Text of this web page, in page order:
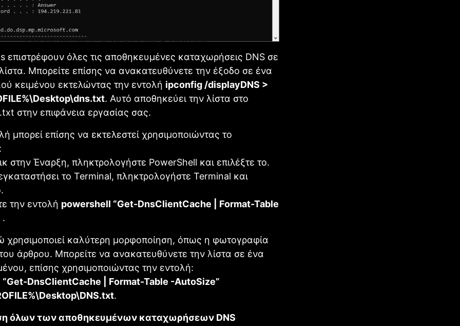
επιστρέφουν όλες τις αποθηκευμένες καταχωρήσεις DNS σε
Μπορείτε επίσης να ανακατευθύνετε την έξοδο σε ένα
κειμένου εκτελώντας την εντολή ipconfig /displayDNS >
. Αυτό αποθηκεύει την λίστα στο
στην επιφάνεια εργασίας σας.
μπορεί επίσης να εκτελεστεί χρησιμοποιώντας το
στην Έναρξη, πληκτρολογήστε PowerShell και επιλέξτε το.
το Terminal, πληκτρολογήστε Terminal και
την εντολή powershell “Get-DnsClientCache | Format-Table
.
χρησιμοποιεί καλύτερη μορφοποίηση, όπως η φωτογραφία
άρθρου. Μπορείτε να ανακατευθύνετε την λίστα σε ένα
επίσης χρησιμοποιώντας την εντολή:
DnsClientCache | Format-Table -AutoSize”
.
όλων των αποθηκευμένων καταχωρήσεων DNS